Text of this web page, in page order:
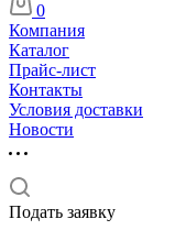
0
Компания
Каталог
Прайс-лист
Контакты
Условия доставки
Новости
Подать заявку